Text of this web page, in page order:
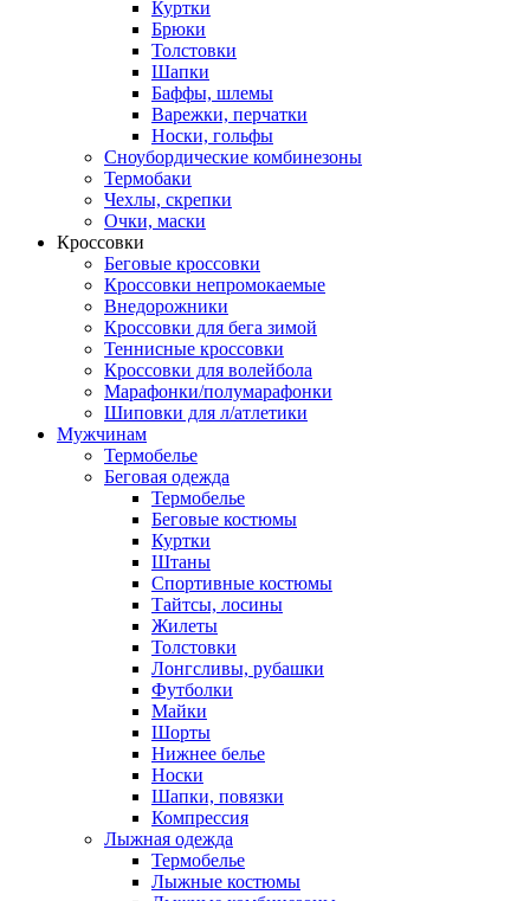
Куртки
Брюки
Толстовки
Шапки
Баффы, шлемы
Варежки, перчатки
Носки, гольфы
Сноубордические комбинезоны
Термобаки
Чехлы, скрепки
Очки, маски
Кроссовки
Беговые кроссовки
Кроссовки непромокаемые
Внедорожники
Кроссовки для бега зимой
Теннисные кроссовки
Кроссовки для волейбола
Марафонки/полумарафонки
Шиповки для л/атлетики
Мужчинам
Термобелье
Беговая одежда
Термобелье
Беговые костюмы
Куртки
Штаны
Спортивные костюмы
Тайтсы, лосины
Жилеты
Толстовки
Лонгсливы, рубашки
Футболки
Майки
Шорты
Нижнее белье
Носки
Шапки, повязки
Компрессия
Лыжная одежда
Термобелье
Лыжные костюмы